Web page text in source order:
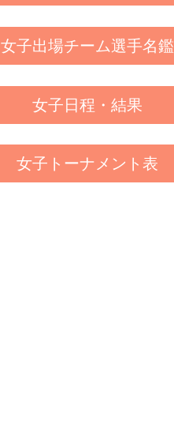
女子出場チーム選手名鑑
女子日程・結果
女子トーナメント表